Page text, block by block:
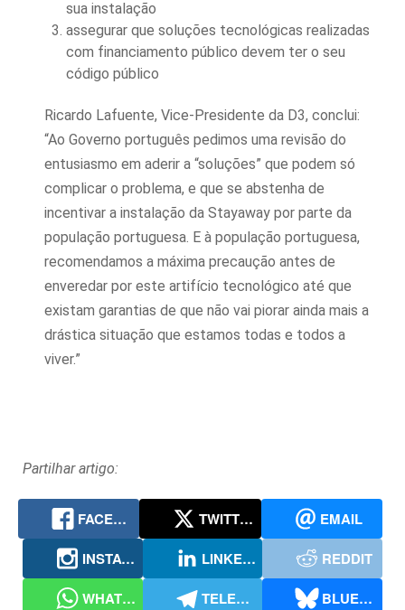
sua instalação
assegurar que soluções tecnológicas realizadas
com financiamento público devem ter o seu
código público
Ricardo Lafuente, Vice-Presidente da D3, conclui:
“Ao Governo português pedimos uma revisão do
entusiasmo em aderir a “soluções” que podem só
complicar o problema, e que se abstenha de
incentivar a instalação da Stayaway por parte da
população portuguesa. E à população portuguesa,
recomendamos a máxima precaução antes de
enveredar por este artifício tecnológico até que
existam garantias de que não vai piorar ainda mais a
drástica situação que estamos todas e todos a
viver.”
Partilhar artigo:
FACEBOOK TWITTER
EMAIL
INSTAGRAM
LINKEDIN
REDDIT
WHATSAPP
TELEGRAM
BLUESKY